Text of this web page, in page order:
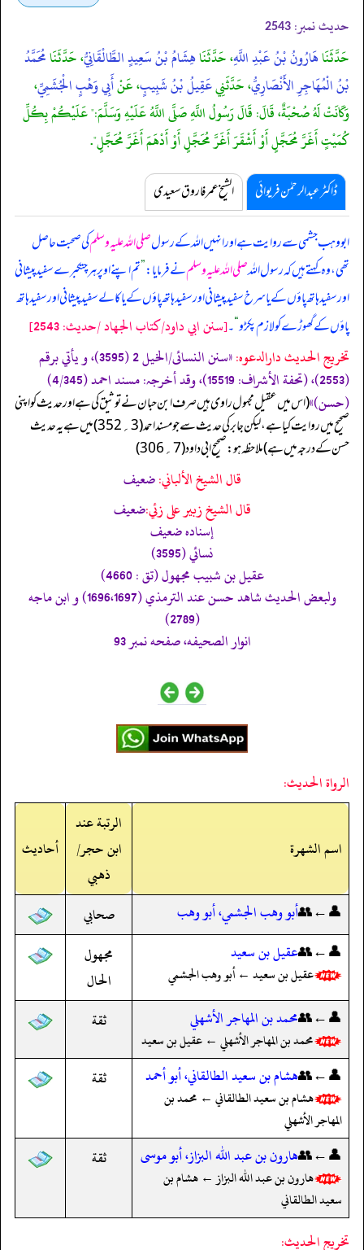
حدیث نمبر: 2543
حَدَّثَنَاهَارُونُ بْنُ عَبْدِ اللَّهِ، حَدَّثَنَاهِشَامُ بْنُ سَعِيدٍ الطَّالْقَانِيُّ، حَدَّثَنَامُحَمَّدُ
بْنُ الْمُهَاجِرِ الأَنْصَارِيُّ، حَدَّثَنِيعَقِيلُ بْنُ شَبِيبٍ، عَنْأَبِي وَهْبٍ الْجُشَمِيِّ،
وَكَانَتْ لَهُ صُحْبَةٌ، قَالَ: قَالَ رَسُولُ اللَّهِ صَلَّى اللَّهُ عَلَيْهِ وَسَلَّمَ:" عَلَيْكُمْ بِكُلِّ
كُمَيْتٍ أَغَرَّ مُحَجَّلٍ أَوْ أَشْقَرَ أَغَرَّ مُحَجَّلٍ أَوْ أَدْهَمَ أَغَرَّ مُحَجَّلٍ".
ڈاکٹر عبدالرحمٰن فریوائی الشیخ عمر فاروق سعیدی
ابو وہب جشمی سے روایت ہےاور انہیں اللہ کے رسولصلی اللہ علیہ وسلمکی صحبت حاصل
تھی، وہ کہتے ہیں کہ رسول اللہصلی اللہ علیہ وسلمنے فرمایا:”تم اپنے اوپر ہر چتکبرے سفید پیشانی
اور سفید ہاتھ پاؤں کے یا سرخ سفید پیشانی اور سفید ہاتھ پاؤں کے یا کالے سفید پیشانی اور سفید ہاتھ
پاؤں کے گھوڑے کو لازم پکڑو“۔[سنن ابي داود/كتاب الجهاد /حدیث: 2543]
تخریج الحدیث دارالدعوہ:
«‏‏‏‏سنن النسائی/الخیل 2 (3595)، و یأتي برقم
(2553)، (تحفة الأشراف: 15519)، وقد أخرجہ: مسند احمد (4/345)
(حسن)»‏‏‏‏ (اس میں عقیل مجہول راوی ہیں صرف ابن حبان نے توثیق کی ہے اور حدیث کو اپنی
صحیح میں روایت کیا ہے، لیکن جابر کی حدیث سے جو مسند احمد (3؍352) میں ہے یہ حدیث
حسن کے درجہ میں ہے) ملاحظہ ہو:صحیح ابی داود (7؍306)
قال الشيخ الألباني:ضعيف
قال الشيخ زبير على زئي:ضعيف
إسناده ضعيف
نسائي (3595)
عقيل بن شبيب مجهول (تق : 4660)
ولبعض الحديث شاهد حسن عند الترمذي (1696،1697) و ابن ماجه
(2789)
انوار الصحيفه، صفحه نمبر 93
الرواة الحديث:
اسم الشهرة
الرتبة عند
ابن حجر/
ذهبي
أحاديث
👤←👥أبو وهب الجشمي، أبو وهب
صحابي
👤←👥عقيل بن سعيد
عقيل بن سعيد ← أبو وهب الجشمي
مجهول
الحال
👤←👥محمد بن المهاجر الأشهلي
محمد بن المهاجر الأشهلي ← عقيل بن سعيد
ثقة
👤←👥هشام بن سعيد الطالقاني، أبو أحمد
هشام بن سعيد الطالقاني ← محمد بن
المهاجر الأشهلي
ثقة
👤←👥هارون بن عبد الله البزاز، أبو موسى
هارون بن عبد الله البزاز ← هشام بن
سعيد الطالقاني
ثقة
تخريج الحديث: